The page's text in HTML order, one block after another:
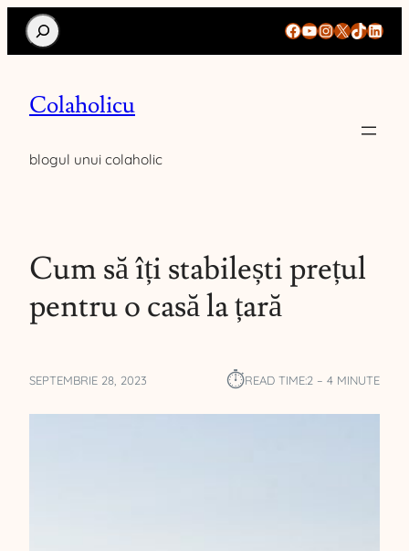
Search Facebook
YouTube
Instagram
X TikTok
Colaholicu
blogul unui colaholic
Cum să îți stabilești prețul
pentru o casă la țară
SEPTEMBRIE 28, 2023 ⏱︎READ TIME:2 – 4 MINUTE